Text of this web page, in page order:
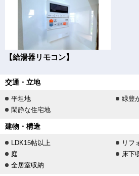
【給湯器リモコン】
交通・立地
平坦地
緑豊
閑静な住宅地
建物・構造
LDK15帖以上
リフ
庭
床下
全居室収納